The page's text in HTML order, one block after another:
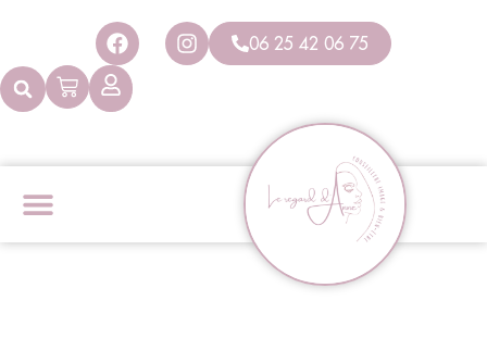
06 25 42 06 75
Panneau de gestion des cookies